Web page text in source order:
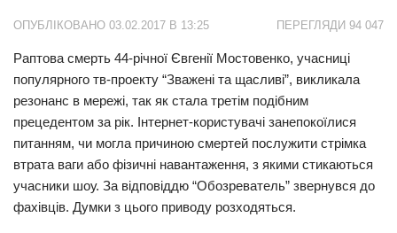
Харків
Донбас
Одеса
Схід
Прикарпаття
Політика
ПЕРЕГЛЯДИ 94 047
ОПУБЛІКОВАНО 03.02.2017 В 13:25
Раптова смерть 44-річної Євгенії Мостовенко, учасниці
популярного тв-проекту “Зважені та щасливі”, викликала
резонанс в мережі, так як стала третім подібним
прецедентом за рік. Інтернет-користувачі занепокоїлися
питанням, чи могла причиною смертей послужити стрімка
втрата ваги або фізичні навантаження, з якими стикаються
учасники шоу. За відповіддю “Обозреватель” звернувся до
фахівців. Думки з цього приводу розходяться.